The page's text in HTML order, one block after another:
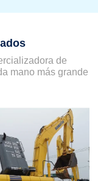
de
mano más grande